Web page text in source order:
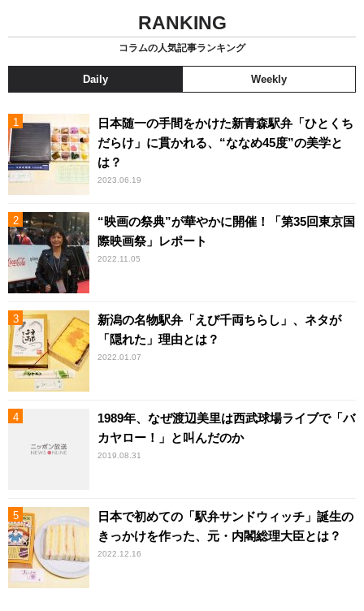
RANKING
コラムの人気記事ランキング
Daily Weekly
日本随一の手間をかけた新青森駅弁「ひとくち
だらけ」に貫かれる、“ななめ45度”の美学と
は？
2023.06.19
“映画の祭典”が華やかに開催！「第35回東京国
際映画祭」レポート
2022.11.05
新潟の名物駅弁「えび千両ちらし」、ネタが
「隠れた」理由とは？
2022.01.07
1989年、なぜ渡辺美里は西武球場ライブで「バ
カヤロー！」と叫んだのか
2019.08.31
日本で初めての「駅弁サンドウィッチ」誕生の
きっかけを作った、元・内閣総理大臣とは？
2022.12.16